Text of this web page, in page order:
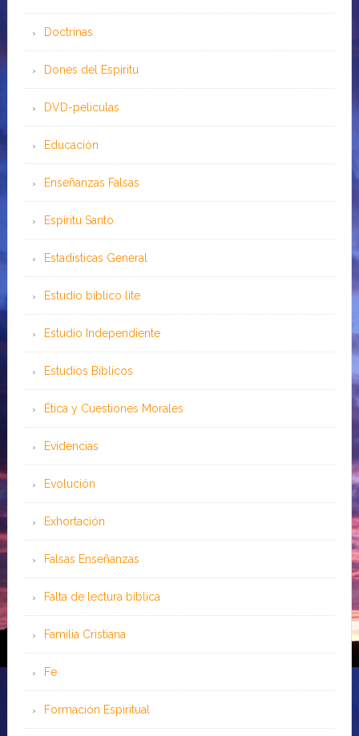
Doctrinas
Dones del Espíritu
DVD-peliculas
Educación
Enseñanzas Falsas
Espíritu Santo
Estadísticas General
Estudio bíblico lite
Estudio Independiente
Estudios Bíblicos
Ética y Cuestiones Morales
Evidencias
Evolución
Exhortación
Falsas Enseñanzas
Falta de lectura bíblica
Familia Cristiana
Fe
Formación Espiritual